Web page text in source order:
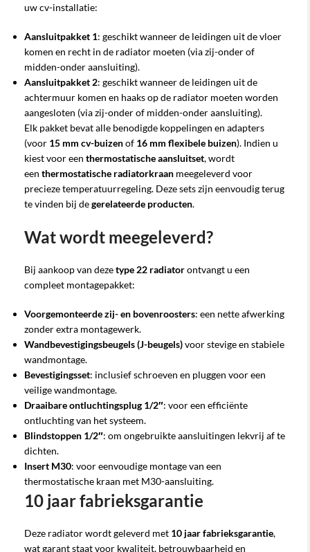
uw cv-installatie:
Aansluitpakket 1: geschikt wanneer de leidingen uit de vloer
komen en recht in de radiator moeten (via zij-onder of
midden-onder aansluiting).
Aansluitpakket 2: geschikt wanneer de leidingen uit de
achtermuur komen en haaks op de radiator moeten worden
aangesloten (via zij-onder of midden-onder aansluiting).
Elk pakket bevat alle benodigde koppelingen en adapters
(voor 15 mm cv-buizenof 16 mm flexibele buizen). Indien u
kiest voor een thermostatische aansluitset, wordt
een thermostatische radiatorkraan meegeleverd voor
precieze temperatuurregeling. Deze sets zijn eenvoudig terug
te vinden bij degerelateerde producten.
Wat wordt meegeleverd?
Bij aankoop van dezetype 22 radiatorontvangt u een
compleet montagepakket:
Voorgemonteerde zij- en bovenroosters: een nette afwerking
zonder extra montagewerk.
Wandbevestigingsbeugels (J-beugels)voor stevige en stabiele
wandmontage.
Bevestigingsset: inclusief schroeven en pluggen voor een
veilige wandmontage.
Draaibare ontluchtingsplug 1/2″: voor een efficiënte
ontluchting van het systeem.
Blindstoppen 1/2″: om ongebruikte aansluitingen lekvrij af te
dichten.
Insert M30: voor eenvoudige montage van een
thermostatische kraan met M30-aansluiting.
10 jaar fabrieksgarantie
Deze radiator wordt geleverd met 10 jaar fabrieksgarantie,
wat garant staat voor kwaliteit, betrouwbaarheid en